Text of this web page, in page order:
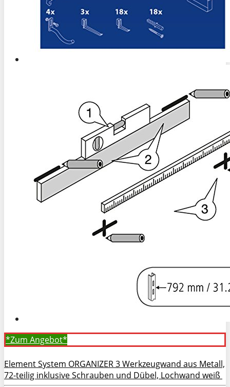
*Zum Angebot*
Element System ORGANIZER 3 Werkzeugwand aus Metall,
72-teilig inklusive Schrauben und Dübel, Lochwand weiß